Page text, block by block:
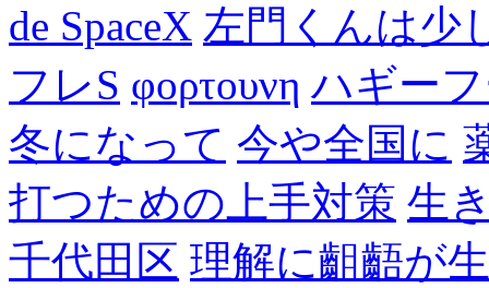
de SpaceX 左門くんは少
フレS φορτουνη ハギー
冬になって 今や全国に
打つための上手対策 生
千代田区 理解に齟齬が